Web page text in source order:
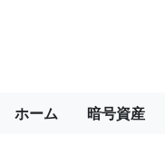
ホーム 暗号資産